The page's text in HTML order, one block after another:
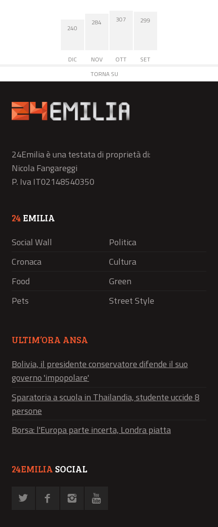
240
DIC
284
NOV
307
OTT
299
SET
TORNA SU
24Emilia è una testata di proprietà di:
Nicola Fangareggi
P. Iva IT02148540350
24 EMILIA
Social Wall
Politica
Cronaca
Cultura
Food
Green
Pets
Street Style
ULTIM’ORA ANSA
Bolivia, il presidente conservatore difende il suo
governo 'impopolare'
Sparatoria a scuola in Thailandia, studente uccide 8
persone
Borsa: l'Europa parte incerta, Londra piatta
24EMILIA SOCIAL